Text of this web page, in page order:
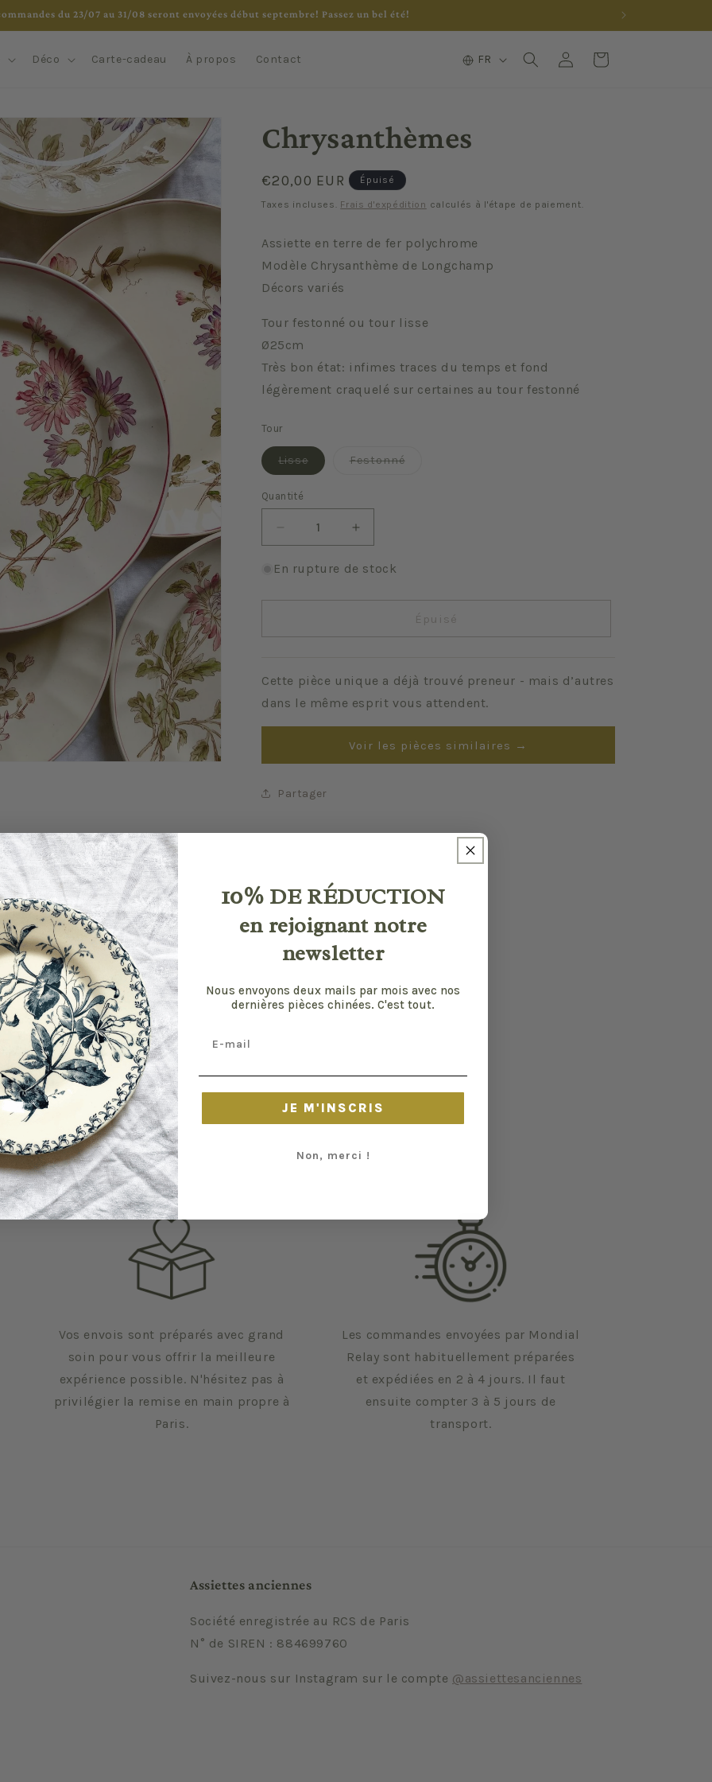
du 23/07 au 31/08 seront envoyées début septembre! Passez un bel été!
Déco Carte-cadeau À propos Contact
L
g
u
FR ConnexionPanier
Chrysanthèmes
Prix
habituel
€20,00 EUR Épuisé
Taxes incluses. Frais d'expédition calculés à l'étape de paiement.
Assiette en terre de fer polychrome
Modèle Chrysanthème de Longchamp
Décors variés
Tour festonné ou tour lisse
Ø25cm
Très bon état: infimes traces du temps et fond
légèrement craquelé sur certaines au tour festonné
Tour
LisseVariante
épuisée
FestonnéVariante
Quantité
Quantité
Réduire
la
quantité
Chrysanthèmes
Augmenter
la
quantité
Chrysanthèmes
En rupture de stock
Épuisé
Cette pièce unique a déjà trouvé preneur - mais d’autres
dans le même esprit vous attendent.
Voir les pièces similaires →
Partager
Vos envois sont préparés avec grand
soin pour vous offrir la meilleure
expérience possible. N'hésitez pas à
privilégier la remise en main propre à
Paris.
Les commandes envoyées par Mondial
Relay sont habituellement préparées
et expédiées en 2 à 4 jours. Il faut
ensuite compter 3 à 5 jours de
transport.
Assiettes anciennes
Société enregistrée au RCS de Paris
N° de SIREN : 884699760
Suivez-nous sur Instagram sur le compte @assiettesanciennes
10% DE RÉDUCTION
en rejoignant notre
newsletter
Nous envoyons deux mails par mois avec nos
dernières pièces chinées. C'est tout.
JE M'INSCRIS
Non, merci !